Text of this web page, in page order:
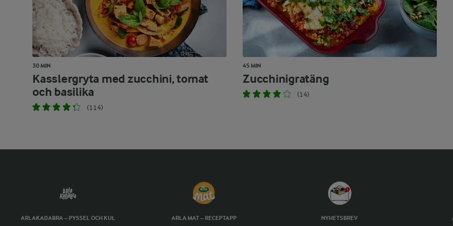
30 MIN
Kasslergryta med zucchini, tomat
och basilika
(114)
45 MIN
Zucchinigratäng
(14)
ARLAKADABRA – PYSSEL OCH KUL ARLA MAT – RECEPTAPP NYHETSBREV